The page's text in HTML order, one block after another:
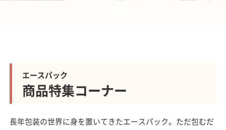
エースパック
商品特集コーナー
長年包装の世界に身を置いてきたエースパック。ただ包むだ